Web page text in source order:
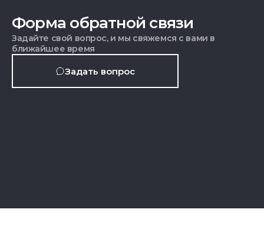
Форма обратной связи
Задайте свой вопрос, и мы свяжемся с вами в
ближайшее время
Задать вопрос